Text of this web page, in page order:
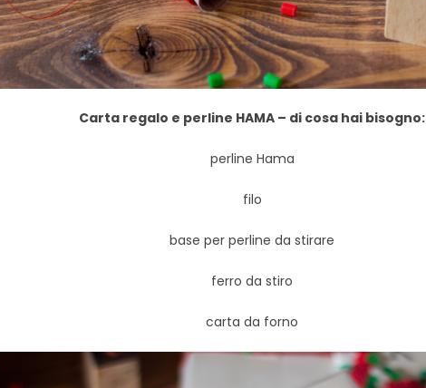
Carta regalo e perline HAMA – di cosa hai bisogno:
perline Hama
filo
base per perline da stirare
ferro da stiro
carta da forno